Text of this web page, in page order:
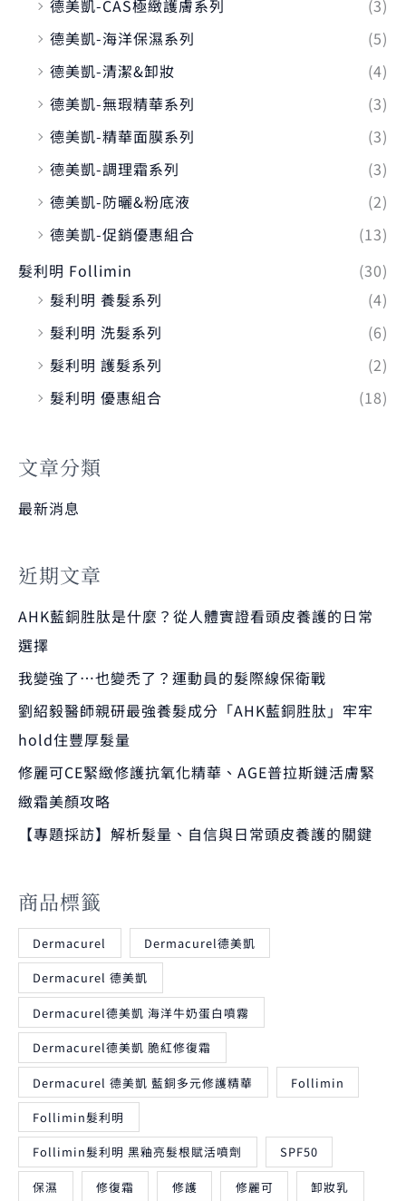
德美凱-CAS極緻護膚系列
(3)
德美凱-海洋保濕系列
(5)
德美凱-清潔&卸妝
(4)
德美凱-無瑕精華系列
(3)
德美凱-精華面膜系列
(3)
德美凱-調理霜系列
(3)
德美凱-防曬&粉底液
(2)
德美凱-促銷優惠組合
(13)
髮利明 Follimin
(30)
髮利明 養髮系列
(4)
髮利明 洗髮系列
(6)
髮利明 護髮系列
(2)
髮利明 優惠組合
(18)
文章分類
最新消息
近期文章
AHK藍銅胜肽是什麼？從人體實證看頭皮養護的日常
選擇
我變強了…也變禿了？運動員的髮際線保衛戰
劉紹毅醫師親研最強養髮成分「AHK藍銅胜肽」牢牢
hold住豐厚髮量
修麗可CE緊緻修護抗氧化精華、AGE普拉斯鏈活膚緊
緻霜美顏攻略
【專題採訪】解析髮量、自信與日常頭皮養護的關鍵
商品標籤
Dermacurel Dermacurel德美凱
Dermacurel 德美凱
Dermacurel德美凱 海洋牛奶蛋白噴霧
Dermacurel德美凱 脆紅修復霜
Dermacurel 德美凱 藍銅多元修護精華 Follimin
Follimin髮利明
Follimin髮利明 黑釉亮髮根賦活噴劑 SPF50
保濕 修復霜 修護 修麗可 卸妝乳